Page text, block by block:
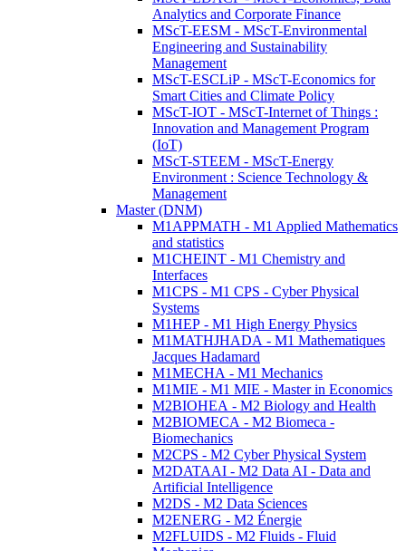
Analytics and Corporate Finance
MScT-EESM - MScT-Environmental
Engineering and Sustainability
Management
MScT-ESCLiP - MScT-Economics for
Smart Cities and Climate Policy
MScT-IOT - MScT-Internet of Things :
Innovation and Management Program
(IoT)
MScT-STEEM - MScT-Energy
Environment : Science Technology &
Management
Master (DNM)
M1APPMATH - M1 Applied Mathematics
and statistics
M1CHEINT - M1 Chemistry and
Interfaces
M1CPS - M1 CPS - Cyber Physical
Systems
M1HEP - M1 High Energy Physics
M1MATHJHADA - M1 Mathematiques
Jacques Hadamard
M1MECHA - M1 Mechanics
M1MIE - M1 MIE - Master in Economics
M2BIOHEA - M2 Biology and Health
M2BIOMECA - M2 Biomeca -
Biomechanics
M2CPS - M2 Cyber Physical System
M2DATAAI - M2 Data AI - Data and
Artificial Intelligence
M2DS - M2 Data Sciences
M2ENERG - M2 Énergie
M2FLUIDS - M2 Fluids - Fluid